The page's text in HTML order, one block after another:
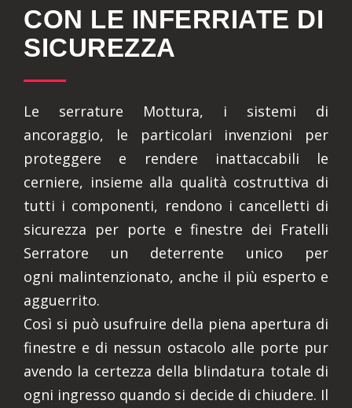
CON LE INFERRIATE DI
SICUREZZA
Le serrature Mottura, i sistemi di
ancoraggio, le particolari invenzioni per
proteggere e rendere inattaccabili le
cerniere, insieme alla qualità costruttiva di
tutti i componenti, rendono i cancelletti di
sicurezza per porte e finestre dei Fratelli
Serratore un deterrente unico per
ogni malintenzionato, anche il più esperto e
agguerrito.
Così si può usufruire della piena apertura di
finestre e di nessun ostacolo alle porte pur
avendo la certezza della blindatura totale di
ogni ingresso quando si decide di chiudere. Il